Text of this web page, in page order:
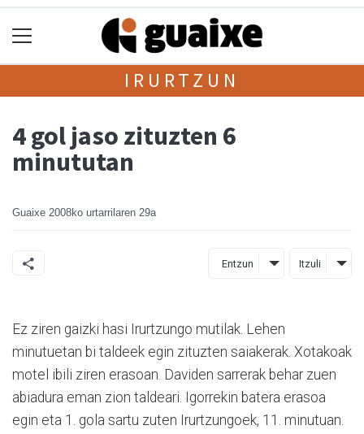
IRURTZUN
4 gol jaso zituzten 6
minututan
Guaixe 2008ko urtarrilaren 29a
Entzun Itzuli
Ez ziren gaizki hasi Irurtzungo mutilak. Lehen
minutuetan bi taldeek egin zituzten saiakerak. Xotakoak
motel ibili ziren erasoan. Daviden sarrerak behar zuen
abiadura eman zion taldeari. Igorrekin batera erasoa
egin eta 1. gola sartu zuten Irurtzungoek, 11. minutuan.